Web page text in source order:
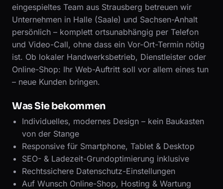
eingespieltes Team aus Strausberg betreuen wir
Unternehmen in Halle (Saale) und Sachsen-Anhalt
persönlich – komplett ortsunabhängig per Telefon
und Video-Call, ohne dass ein Vor-Ort-Termin nötig
ist. Ob lokaler Handwerksbetrieb, Dienstleister oder
Online-Shop: Ihr Web-Auftritt soll vor allem eines tun
– neue Kunden bringen.
Was Sie bekommen
Individuelles, modernes Design – kein Baukasten
von der Stange
Responsive für Smartphone, Tablet & Desktop
SEO- & Ladezeit-Grundoptimierung inklusive
Rechtssichere Datenschutz-Einstellungen
Auf Wunsch Online-Shop, Hosting & Wartung